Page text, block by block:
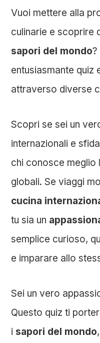
Vuoi mettere alla
culinarie e scoprire
sapori del mondo
entusiasmante quiz
attraverso diverse
Scopri se sei un
internazionali e
chi conosce meglio
globali.Se viaggi
cucina
tu sia un
semplice curioso,
e imparare allo
Sei un vero
Questo quiz ti
i sapori del mondo